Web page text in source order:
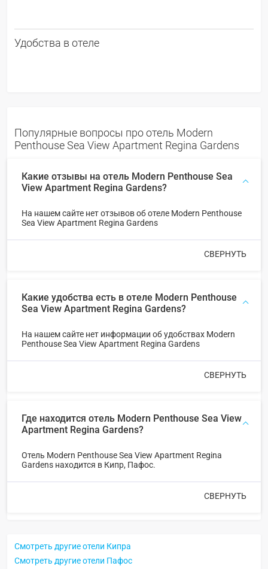
Удобства в отеле
Популярные вопросы про отель Modern
Penthouse Sea View Apartment Regina Gardens
Какие отзывы на отель Modern Penthouse Sea
View Apartment Regina Gardens?
На нашем сайте нет отзывов об отеле Modern Penthouse
Sea View Apartment Regina Gardens
СВЕРНУТЬ
Какие удобства есть в отеле Modern Penthouse
Sea View Apartment Regina Gardens?
На нашем сайте нет информации об удобствах Modern
Penthouse Sea View Apartment Regina Gardens
СВЕРНУТЬ
Где находится отель Modern Penthouse Sea View
Apartment Regina Gardens?
Отель Modern Penthouse Sea View Apartment Regina
Gardens находится в Кипр, Пафос.
СВЕРНУТЬ
Смотреть другие отели Кипра
Смотреть другие отели Пафос